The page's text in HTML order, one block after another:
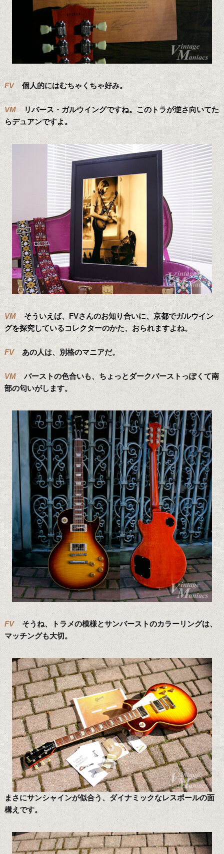
FV 個人的にはむちゃくちゃ好み。
VM
リバース・ガルウイングですね。このトラが逆さ向いてた
らデュアンですよ。
VM
そういえば、FVさんのお知り合いに、京都でガルウイン
グを探究しているコレクターのかた、おられますよね。
FV あの人は、別格のマニアだ。
VM
バーストの色合いも、ちょっとダークバーストっぽくて南
部の匂いがします。
FV
そうね、トラメの模様とサンバーストのカラーリングは、
マッチングも大切。
まさにサンシャインが似合う、ダイナミックなレスポールの面
構えです。